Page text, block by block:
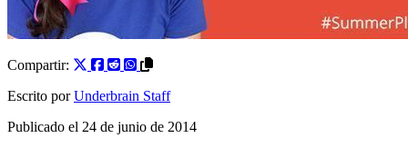
Compartir:
Escrito por Underbrain Staff
Publicado el 24 de junio de 2014